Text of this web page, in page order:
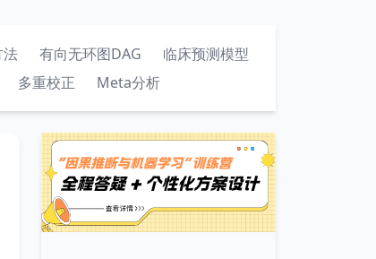
法 有向无环图DAG
临床预测模型
多重校正 Meta分析